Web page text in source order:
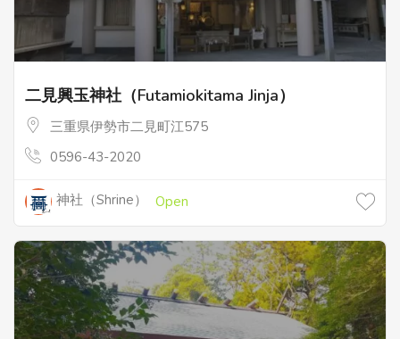
二見興玉神社（Futamiokitama Jinja）
三重県伊勢市二見町江575
0596-43-2020
神社（Shrine） Open